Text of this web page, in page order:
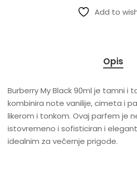
Add to
Opis
Burberry My Black 90ml je tamni i
kombinira note vanilije, cimeta i
likerom i tonkom. Ovaj parfem je
istovremeno i sofisticiran i
idealnim za večernje prigode.